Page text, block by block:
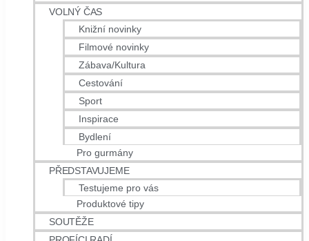
VOLNÝ ČAS
Knižní novinky
Filmové novinky
Zábava/Kultura
Cestování
Sport
Inspirace
Bydlení
Pro gurmány
PŘEDSTAVUJEME
Testujeme pro vás
Produktové tipy
SOUTĚŽE